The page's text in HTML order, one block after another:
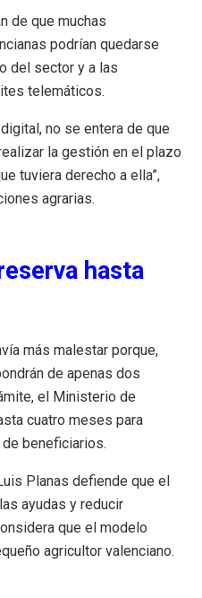
de que muchas
podrían quedarse
del sector y a las
telemáticos.
no se entera de que
la gestión en el plazo
tuviera derecho a ella”,
agrarias.
hasta
más malestar porque,
de apenas dos
el Ministerio de
cuatro meses para
beneficiarios.
Planas defiende que el
ayudas y reducir
que el modelo
agricultor valenciano.